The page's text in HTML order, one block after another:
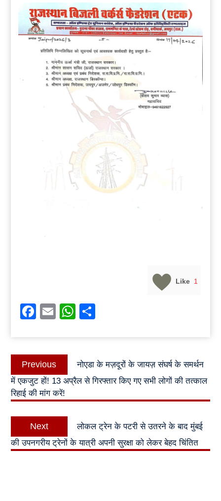
Like 1
Facebook
EmailWhatsApp
Post
navigation
Previous
Previous
post:
नोएडा के मज़दूरों के जायज़ संघर्ष के समर्थन
में एकजुट हों! 13 अप्रैल से गिरफ्तार किए गए सभी लोगों की तत्काल
रिहाई की मांग करें!
Next
Next
post:
लोकल ट्रेन के पटरी से उतरने के बाद मुंबई
की उपनगरीय ट्रेनों के यात्री अपनी सुरक्षा को लेकर बेहद चिंतित